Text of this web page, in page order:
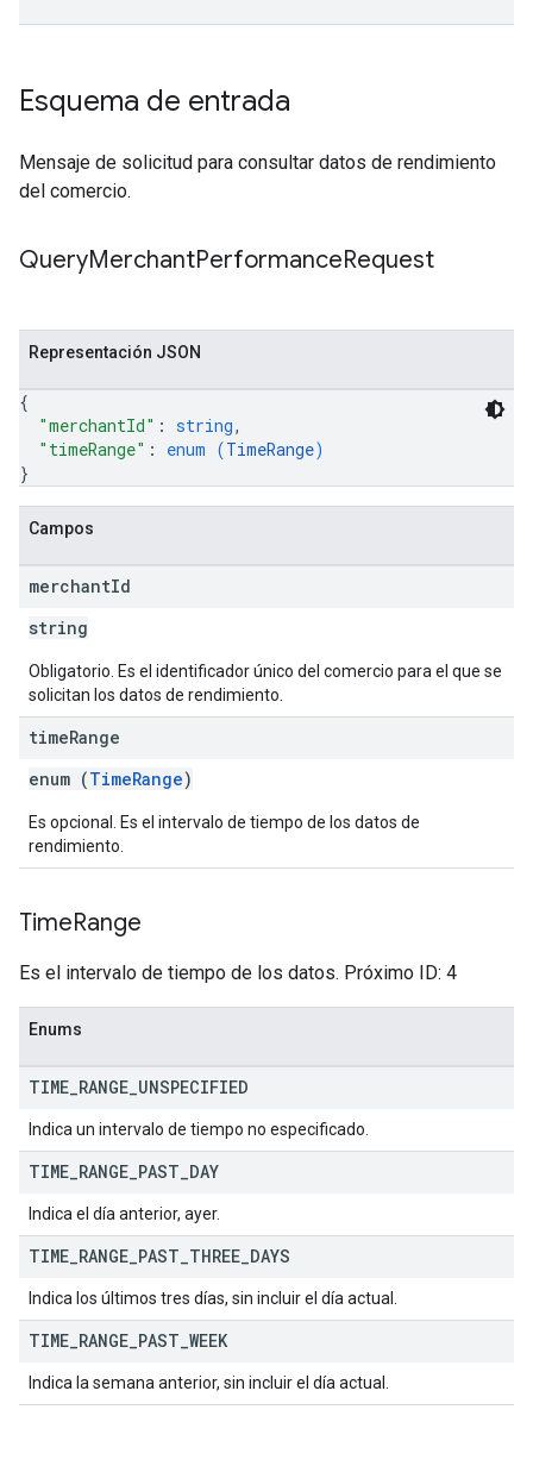
Esquema de entrada
Mensaje de solicitud para consultar datos de rendimiento
del comercio.
QueryMerchantPerformanceRequest
Representación JSON
{
"merchantId" : string,
"timeRange" : enum (TimeRange)
}
Campos
merchantId
string
Obligatorio. Es el identificador único del comercio para el que se
solicitan los datos de rendimiento.
timeRange
enum (TimeRange)
Es opcional. Es el intervalo de tiempo de los datos de
rendimiento.
TimeRange
Es el intervalo de tiempo de los datos. Próximo ID: 4
Enums
TIME RANGE UNSPECIFIED
Indica un intervalo de tiempo no especificado.
TIME RANGE PAST DAY
Indica el día anterior, ayer.
TIME RANGE PAST THREE DAYS
Indica los últimos tres días, sin incluir el día actual.
TIME RANGE PAST WEEK
Indica la semana anterior, sin incluir el día actual.